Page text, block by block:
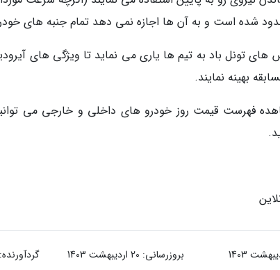
شده است و به آن ها اجازه نمی دهد تمام جنبه های
های تونل باد به تیم ها یاری می نماید تا ویژگی های
بهینه نمایند.
فهرست قیمت روز خودرو های داخلی و خارجی می
بروزرسانی: 20 اردیبهشت 1403